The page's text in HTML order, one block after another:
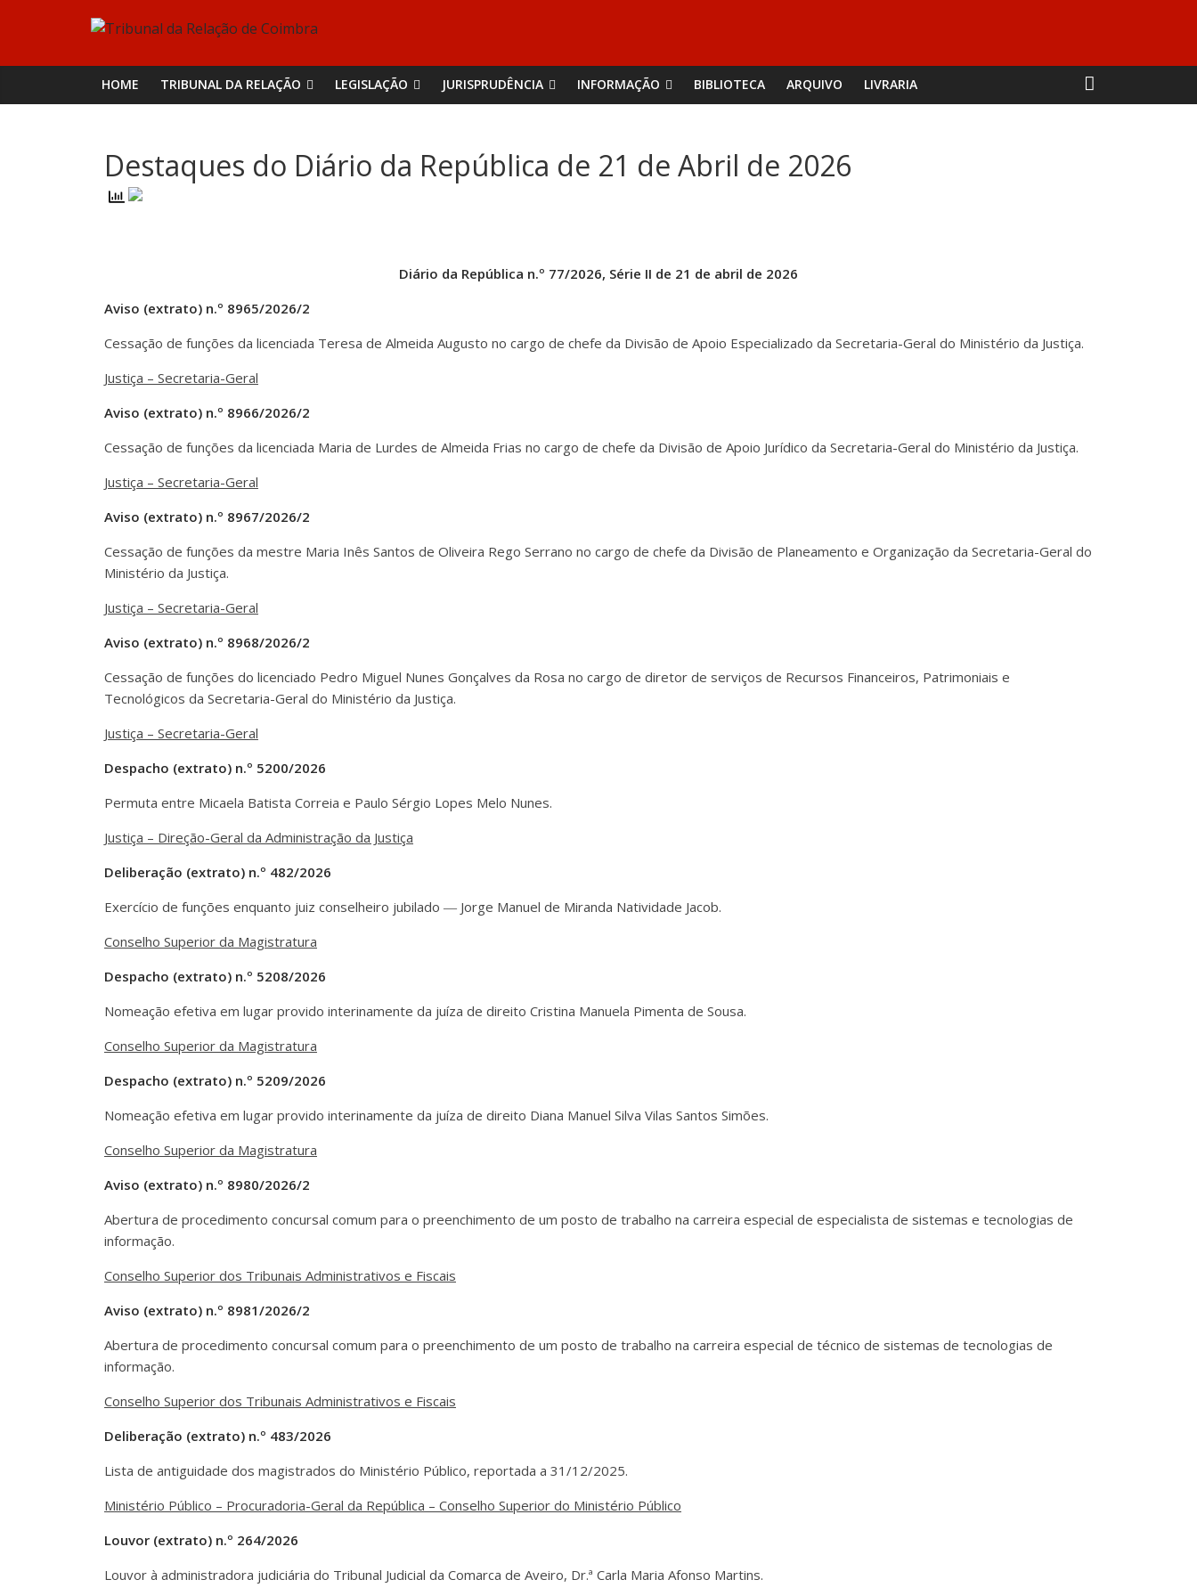
Tribunal
da
de
HOME TRIBUNAL DA RELAÇÃO LEGISLAÇÃO JURISPRUDÊNCIA INFORMAÇÃO BIBLIOTECA ARQUIVO LIVRARIA
Destaques do Diário da República de 21 de Abril de 2026
Diário da República n.º 77/2026, Série II de 21 de abril de 2026
Aviso (extrato) n.º 8965/2026/2
Cessação de funções da licenciada Teresa de Almeida Augusto no cargo de chefe da Divisão de Apoio Especializado da Secretaria-Geral do Ministério da Justiça.
Justiça – Secretaria-Geral
Aviso (extrato) n.º 8966/2026/2
Cessação de funções da licenciada Maria de Lurdes de Almeida Frias no cargo de chefe da Divisão de Apoio Jurídico da Secretaria-Geral do Ministério da Justiça.
Justiça – Secretaria-Geral
Aviso (extrato) n.º 8967/2026/2
Cessação de funções da mestre Maria Inês Santos de Oliveira Rego Serrano no cargo de chefe da Divisão de Planeamento e Organização da Secretaria-Geral do
Ministério da Justiça.
Justiça – Secretaria-Geral
Aviso (extrato) n.º 8968/2026/2
Cessação de funções do licenciado Pedro Miguel Nunes Gonçalves da Rosa no cargo de diretor de serviços de Recursos Financeiros, Patrimoniais e
Tecnológicos da Secretaria-Geral do Ministério da Justiça.
Justiça – Secretaria-Geral
Despacho (extrato) n.º 5200/2026
Permuta entre Micaela Batista Correia e Paulo Sérgio Lopes Melo Nunes.
Justiça – Direção-Geral da Administração da Justiça
Deliberação (extrato) n.º 482/2026
Exercício de funções enquanto juiz conselheiro jubilado ― Jorge Manuel de Miranda Natividade Jacob.
Conselho Superior da Magistratura
Despacho (extrato) n.º 5208/2026
Nomeação efetiva em lugar provido interinamente da juíza de direito Cristina Manuela Pimenta de Sousa.
Conselho Superior da Magistratura
Despacho (extrato) n.º 5209/2026
Nomeação efetiva em lugar provido interinamente da juíza de direito Diana Manuel Silva Vilas Santos Simões.
Conselho Superior da Magistratura
Aviso (extrato) n.º 8980/2026/2
Abertura de procedimento concursal comum para o preenchimento de um posto de trabalho na carreira especial de especialista de sistemas e tecnologias de
informação.
Conselho Superior dos Tribunais Administrativos e Fiscais
Aviso (extrato) n.º 8981/2026/2
Abertura de procedimento concursal comum para o preenchimento de um posto de trabalho na carreira especial de técnico de sistemas de tecnologias de
informação.
Conselho Superior dos Tribunais Administrativos e Fiscais
Deliberação (extrato) n.º 483/2026
Lista de antiguidade dos magistrados do Ministério Público, reportada a 31/12/2025.
Ministério Público – Procuradoria-Geral da República – Conselho Superior do Ministério Público
Louvor (extrato) n.º 264/2026
Louvor à administradora judiciária do Tribunal Judicial da Comarca de Aveiro, Dr.ª Carla Maria Afonso Martins.